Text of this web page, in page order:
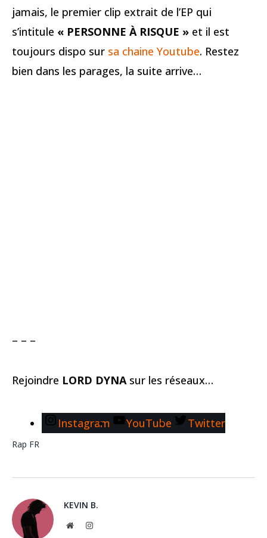
jamais, le premier clip extrait de l’EP qui
s’intitule « PERSONNE À RISQUE » et il est
toujours dispo sur sa chaine Youtube. Restez
bien dans les parages, la suite arrive…
– – –
Rejoindre LORD DYNA sur les réseaux…
Instagram YouTube Twitter
Rap FR
KEVIN B.
WebsiteInstagram